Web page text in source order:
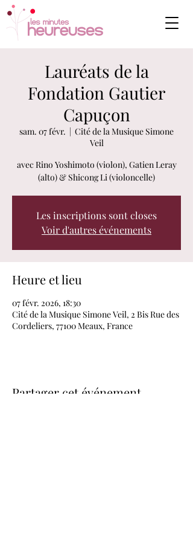
Lauréats de la
Fondation Gautier
Capuçon
sam. 07 févr.
  |
Cité de la Musique Simone
Veil
avec Rino Yoshimoto (violon), Gatien Leray
(alto) & Shicong Li (violoncelle)
Les inscriptions sont closes
Voir d'autres événements
Heure et lieu
07 févr. 2026, 18:30
Cité de la Musique Simone Veil, 2 Bis Rue des
Cordeliers, 77100 Meaux, France
Partager cet événement